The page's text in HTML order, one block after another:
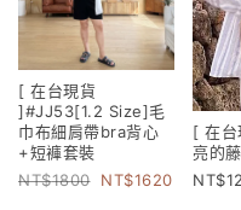
[ 在台現貨
]#JJ53[1.2 Size]毛
巾布細肩帶bra背心
+短褲套裝
1800
1620
[ 在
亮的